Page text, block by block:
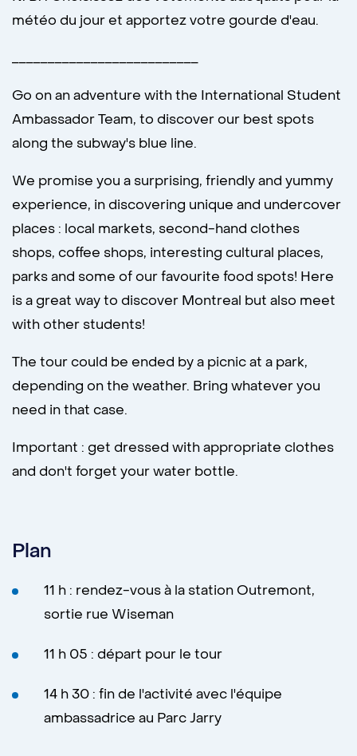
météo du jour et apportez votre gourde d'eau.
__________________________
Go on an adventure with the International Student
Ambassador Team, to discover our best spots
along the subway's blue line.
We promise you a surprising, friendly and yummy
experience, in discovering unique and undercover
places : local markets, second-hand clothes
shops, coffee shops, interesting cultural places,
parks and some of our favourite food spots! Here
is a great way to discover Montreal but also meet
with other students!
The tour could be ended by a picnic at a park,
depending on the weather. Bring whatever you
need in that case.
Important : get dressed with appropriate clothes
and don't forget your water bottle.
Plan
11 h : rendez-vous à la station Outremont,
sortie rue Wiseman
11 h 05 : départ pour le tour
14 h 30 : fin de l'activité avec l'équipe
ambassadrice au Parc Jarry